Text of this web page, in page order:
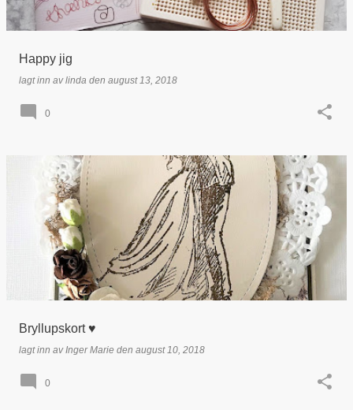
Happy jig
lagt inn avlinda den august 13, 2018
0
Bryllupskort ♥
lagt inn avInger Marie den august 10, 2018
0